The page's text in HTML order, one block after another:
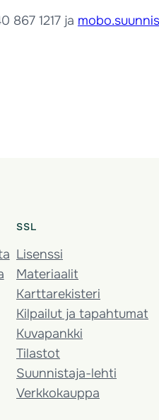
867 1217 ja
SSL
Lisenssi
Materiaalit
Karttarekisteri
Kilpailut ja tapahtumat
Kuvapankki
Tilastot
Suunnistaja-lehti
Verkkokauppa